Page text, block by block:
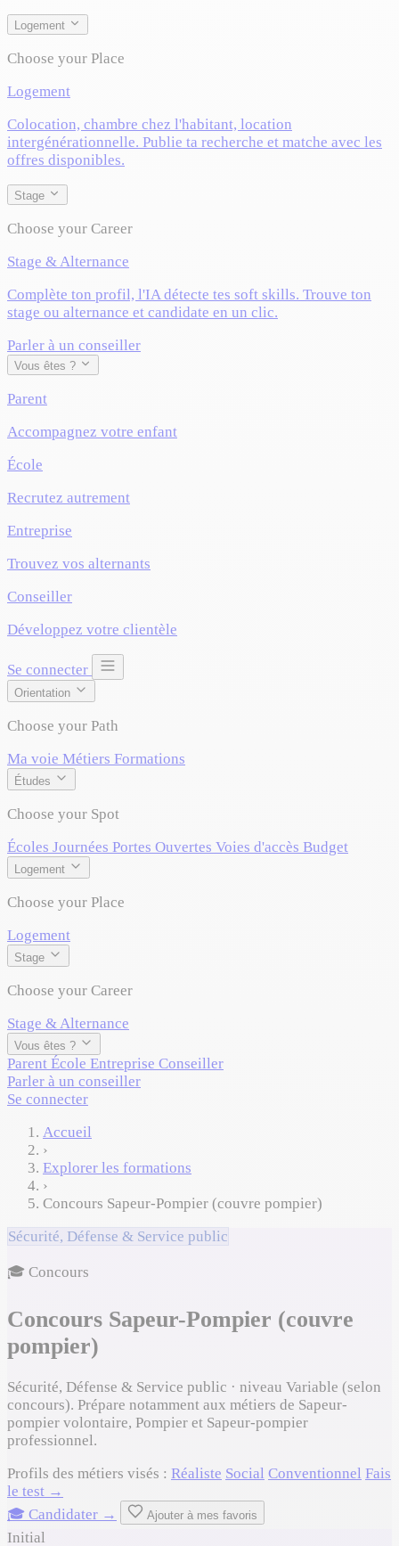
Logement
Choose your Place
Logement
Colocation, chambre chez l'habitant, location
intergénérationnelle. Publie ta recherche et matche avec les
offres disponibles.
Stage
Choose your Career
Stage & Alternance
Complète ton profil, l'IA détecte tes soft skills. Trouve ton
stage ou alternance et candidate en un clic.
Parler à un conseiller
Vous êtes ?
Parent
Accompagnez votre enfant
École
Recrutez autrement
Entreprise
Trouvez vos alternants
Conseiller
Développez votre clientèle
Se connecter
Orientation
Choose your Path
Ma voie Métiers Formations
Études
Choose your Spot
Écoles Journées Portes Ouvertes Voies d'accès Budget
Logement
Choose your Place
Logement
Stage
Choose your Career
Stage & Alternance
Vous êtes ?
Parent École Entreprise Conseiller
Parler à un conseiller
Se connecter
Accueil
›
Explorer les formations
›
Concours Sapeur-Pompier (couvre pompier)
Sécurité, Défense & Service public
🎓 Concours
Concours Sapeur-Pompier (couvre
pompier)
Sécurité, Défense & Service public · niveau Variable (selon
concours). Prépare notamment aux métiers de Sapeur-
pompier volontaire, Pompier et Sapeur-pompier
professionnel.
Profils des métiers visés : Réaliste Social Conventionnel Fais
le test →
🎓 Candidater →
Ajouter à mes favoris
Initial